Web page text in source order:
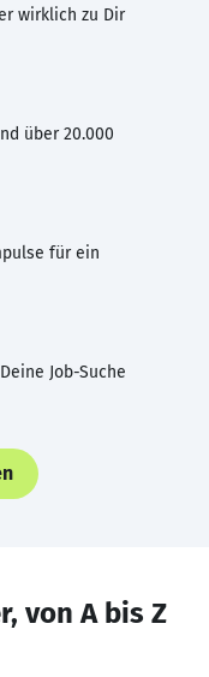
wirklich zu Dir
über 20.000
für ein
Job-Suche
von A bis Z